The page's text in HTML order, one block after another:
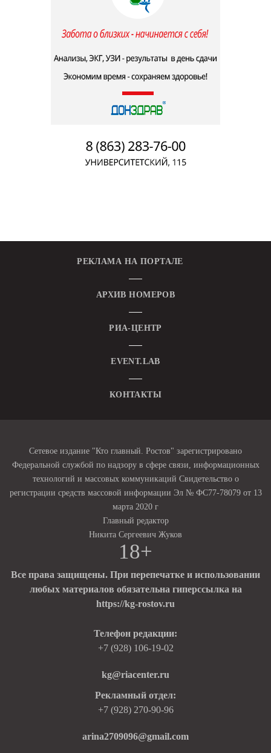
РЕКЛАМА НА ПОРТАЛЕ
АРХИВ НОМЕРОВ
РИА-ЦЕНТР
EVENT.LAB
КОНТАКТЫ
Сетевое издание "Кто главный. Ростов" зарегистрировано
Федеральной службой по надзору в сфере связи, информационных
технологий и массовых коммуникаций Свидетельство о
регистрации средств массовой информации Эл № ФС77-78079 от 13
марта 2020 г
Главный редактор
Никита Сергеевич Жуков
18+
Все права защищены. При перепечатке и использовании
любых материалов обязательна гиперссылка на
https://kg-rostov.ru
Телефон редакции:
+7 (928) 106-19-02
kg@riacenter.ru
Рекламный отдел:
+7 (928) 270-90-96
arina2709096@gmail.com